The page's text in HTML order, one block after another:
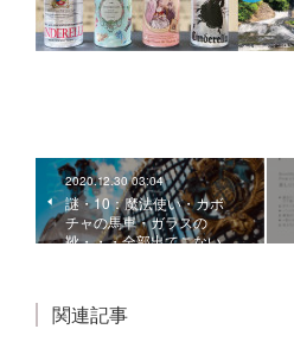
2020.12.30 03:04
謎・10：魔法使い・カボ
チャの馬車・ガラスの
靴・・・全部出てこない…
関連記事